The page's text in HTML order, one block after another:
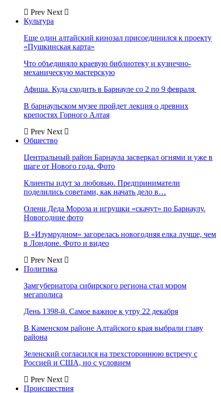
Prev Next
Культура
Еще один алтайский кинозал присоединился к проекту
«Пушкинская карта»
Что объединяло краевую библиотеку и кузнечно-
механическую мастерскую
Афиша. Куда сходить в Барнауле со 2 по 9 февраля
В барнаульском музее пройдет лекция о древних
крепостях Горного Алтая
Prev Next
Общество
Центральный район Барнаула засверкал огнями и уже в
шаге от Нового года. Фото
Клиенты идут за любовью. Предприниматели
поделились советами, как начать дело в…
Олени Деда Мороза и игрушки «скачут» по Барнаулу.
Новогодние фото
В «Изумрудном» загорелась новогодняя елка лучше, чем
в Лондоне. Фото и видео
Prev Next
Политика
Замгубернатора сибирского региона стал мэром
мегаполиса
День 1398-й. Самое важное к утру 22 декабря
В Каменском районе Алтайского края выбрали главу
района
Зеленский согласился на трехстороннюю встречу с
Россией и США, но с условием
Prev Next
Происшествия